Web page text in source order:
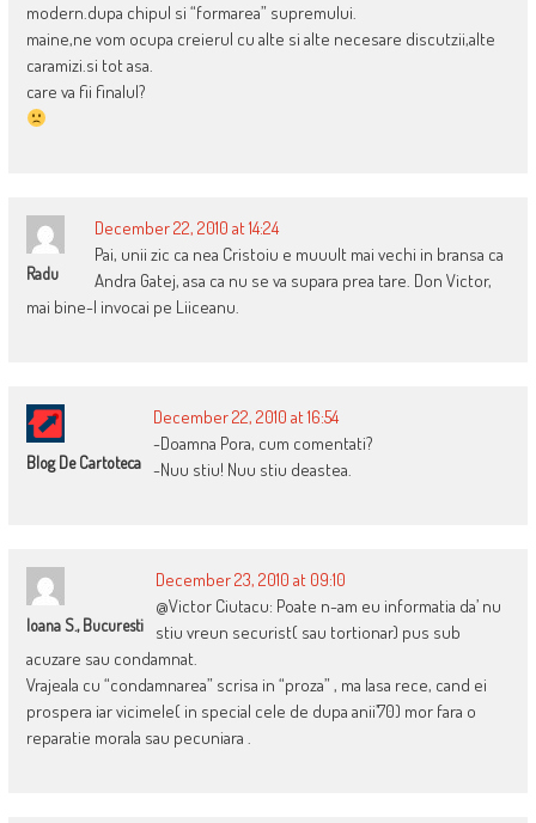
modern.dupa chipul si “formarea” supremului.
maine,ne vom ocupa creierul cu alte si alte necesare discutzii,alte
caramizi.si tot asa.
care va fii finalul?
Radu
December 22, 2010 at 14:24
Pai, unii zic ca nea Cristoiu e muuult mai vechi in bransa ca
Andra Gatej, asa ca nu se va supara prea tare. Don Victor,
mai bine-l invocai pe Liiceanu.
Blog De Cartoteca
December 22, 2010 at 16:54
-Doamna Pora, cum comentati?
-Nuu stiu! Nuu stiu deastea.
Ioana S., Bucuresti
December 23, 2010 at 09:10
@Victor Ciutacu: Poate n-am eu informatia da’ nu
stiu vreun securist( sau tortionar) pus sub
acuzare sau condamnat.
Vrajeala cu “condamnarea” scrisa in “proza” , ma lasa rece, cand ei
prospera iar vicimele( in special cele de dupa anii’70) mor fara o
reparatie morala sau pecuniara .